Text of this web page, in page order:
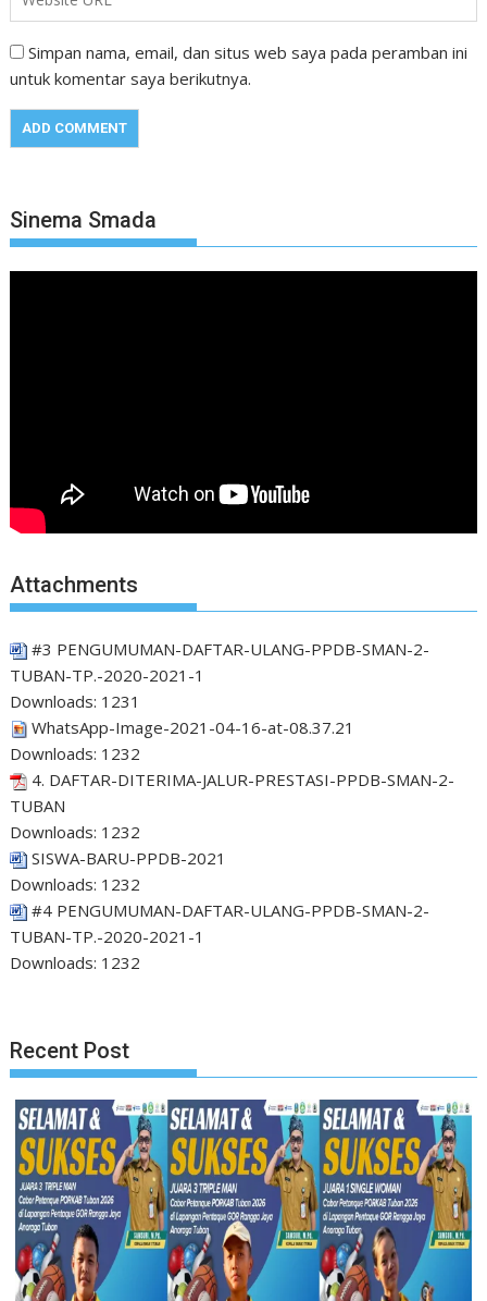
Simpan nama, email, dan situs web saya pada peramban ini
untuk komentar saya berikutnya.
Sinema Smada
Attachments
#3 PENGUMUMAN-DAFTAR-ULANG-PPDB-SMAN-2-
TUBAN-TP.-2020-2021-1
Downloads: 1231
WhatsApp-Image-2021-04-16-at-08.37.21
Downloads: 1232
4. DAFTAR-DITERIMA-JALUR-PRESTASI-PPDB-SMAN-2-
TUBAN
Downloads: 1232
SISWA-BARU-PPDB-2021
Downloads: 1232
#4 PENGUMUMAN-DAFTAR-ULANG-PPDB-SMAN-2-
TUBAN-TP.-2020-2021-1
Downloads: 1232
Recent Post